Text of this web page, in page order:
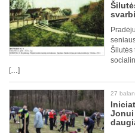
Šilutės
[…]
27
Jonui